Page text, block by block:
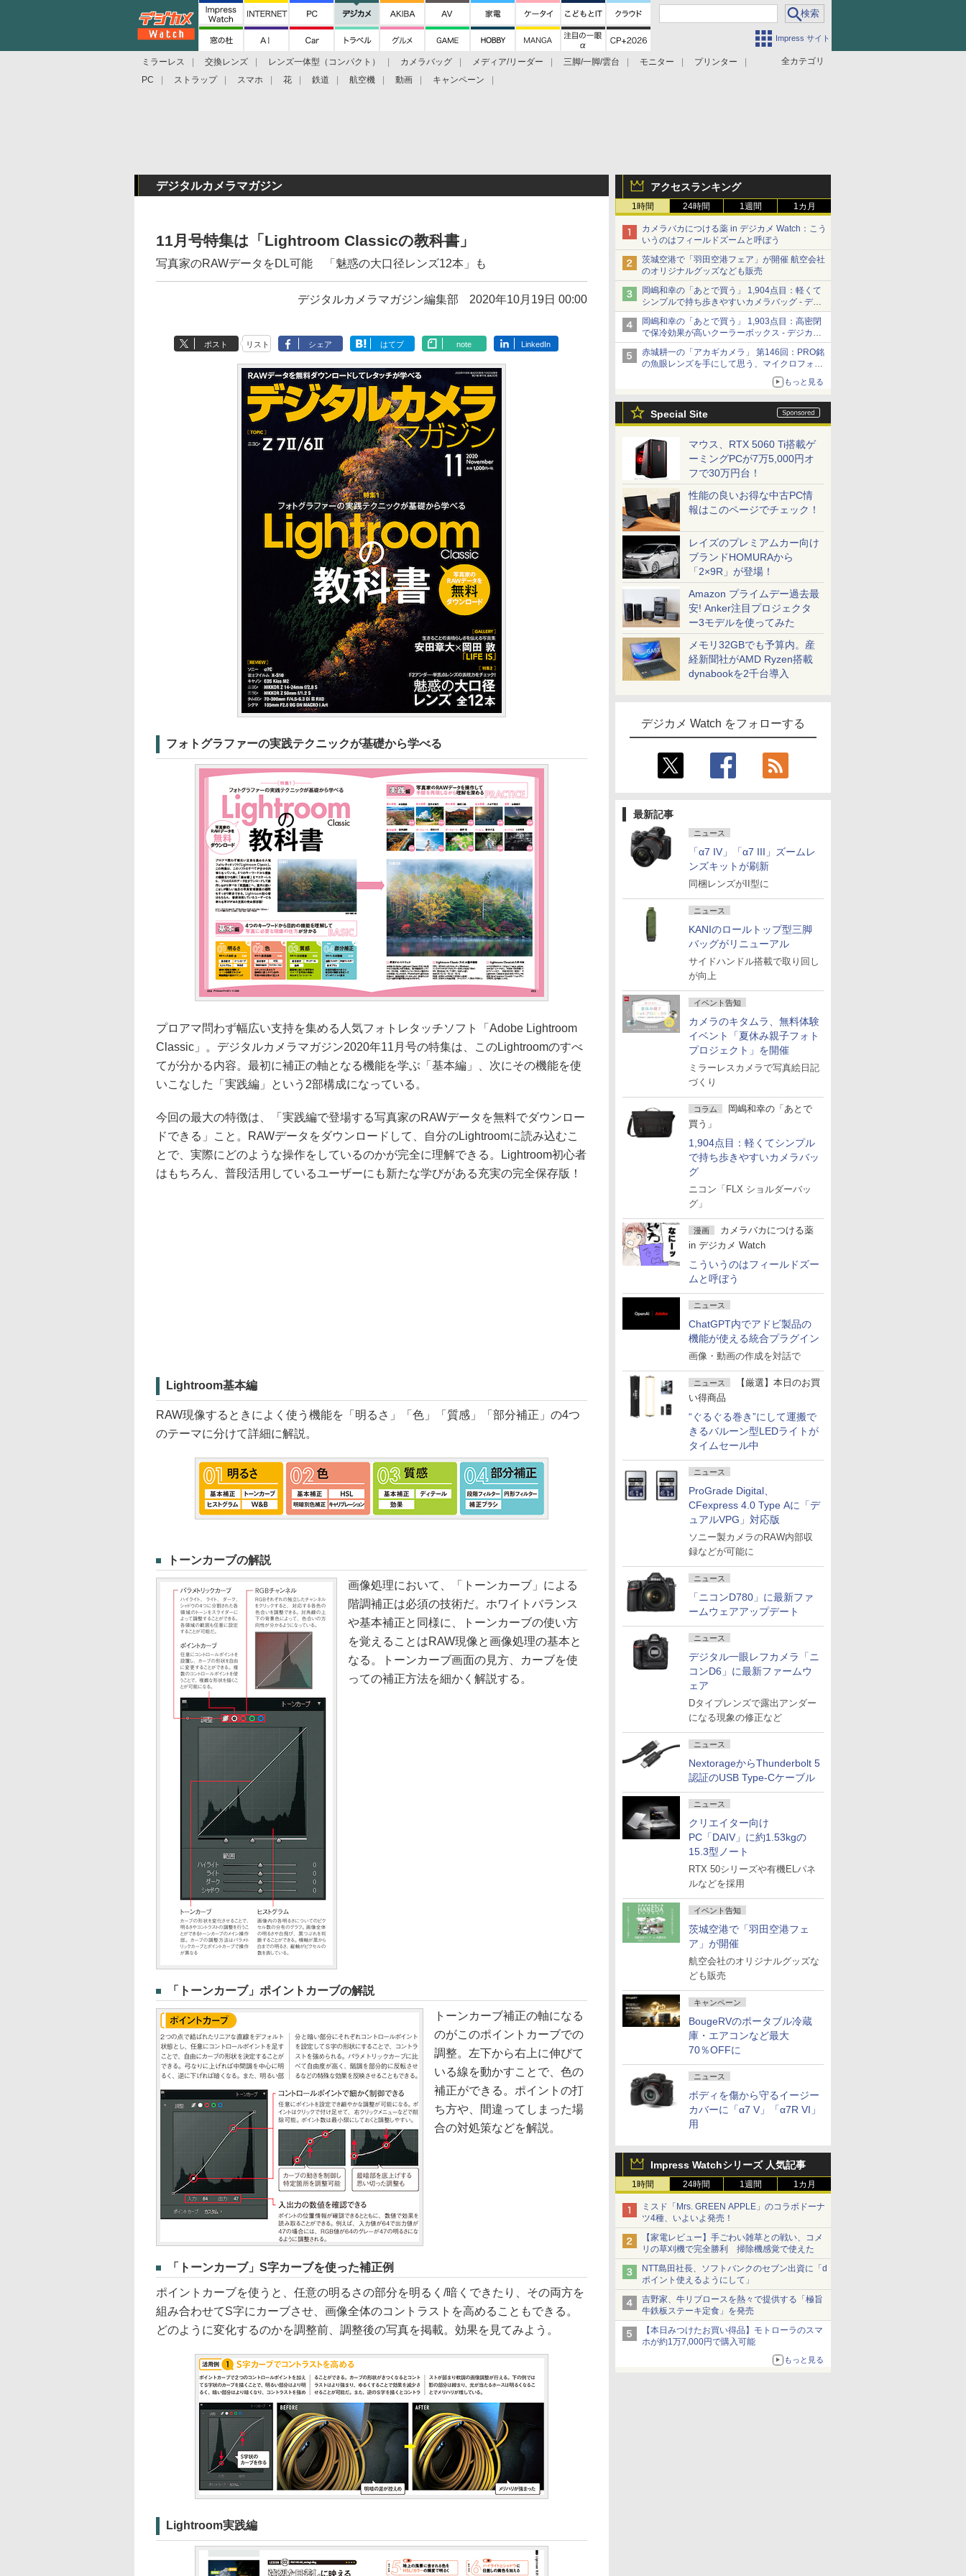
Impress サイト
全カテゴリ
ミラーレス 交換レンズ レンズ一体型（コンパクト） カメラバッグ メディア/リーダー 三脚/一脚/雲台 モニター
プリンター
PC
ストラップ スマホ 花 鉄道 航空機 動画 キャンペーン
アクセスランキング
1時間 24時間 1週間 1カ月
カメラバカにつける薬 in デジカメ Watch：こう
いうのはフィールドズームと呼ぼう
茨城空港で「羽田空港フェア」が開催 航空会社
のオリジナルグッズなども販売
岡嶋和幸の「あとで買う」 1,904点目：軽くて
シンプルで持ち歩きやすいカメラバッグ - デジ
カメ Watch
岡嶋和幸の「あとで買う」 1,903点目：高密閉
で保冷効果が高いクーラーボックス - デジカメ
Watch
赤城耕一の「アカギカメラ」 第146回：PRO銘
の魚眼レンズを手にして思う、マイクロフォー
もっと見る
Special Site
マウス、RTX 5060 Ti搭載ゲ
ーミングPCが7万5,000円オ
フで30万円台！
性能の良いお得な中古PC情
報はこのページでチェック！
レイズのプレミアムカー向け
ブランドHOMURAから
「2×9R」が登場！
Amazon プライムデー過去最
安! Anker注目プロジェクタ
ー3モデルを使ってみた
メモリ32GBでも予算内。産
経新聞社がAMD Ryzen搭載
dynabookを2千台導入
デジカメ Watch をフォローする
最新記事
ニュース
「α7 IV」「α7 III」ズームレ
ンズキットが刷新
同梱レンズがII型に
ニュース
KANIのロールトップ型三脚
バッグがリニューアル
サイドハンドル搭載で取り回し
が向上
イベント告知
カメラのキタムラ、無料体験
イベント「夏休み親子フォト
プロジェクト」を開催
ミラーレスカメラで写真絵日記
づくり
コラム
岡嶋和幸の「あとで
買う」
1,904点目：軽くてシンプル
で持ち歩きやすいカメラバッ
グ
ニコン「FLX ショルダーバッ
グ」
漫画
カメラバカにつける薬
in デジカメ Watch
こういうのはフィールドズー
ムと呼ぼう
ニュース
ChatGPT内でアドビ製品の
機能が使える統合プラグイン
画像・動画の作成を対話で
ニュース
【厳選】本日のお買
い得商品
“ぐるぐる巻き”にして運搬で
きるバルーン型LEDライトが
タイムセール中
ニュース
ProGrade Digital、
CFexpress 4.0 Type Aに「デ
ュアルVPG」対応版
ソニー製カメラのRAW内部収
録などが可能に
ニュース
「ニコンD780」に最新ファ
ームウェアアップデート
ニュース
デジタル一眼レフカメラ「ニ
コンD6」に最新ファームウ
ェア
Dタイプレンズで露出アンダー
になる現象の修正など
ニュース
NextorageからThunderbolt 5
認証のUSB Type-Cケーブル
ニュース
クリエイター向け
PC「DAIV」に約1.53kgの
15.3型ノート
RTX 50シリーズや有機ELパネ
ルなどを採用
イベント告知
茨城空港で「羽田空港フェ
ア」が開催
航空会社のオリジナルグッズな
ども販売
キャンペーン
BougeRVのポータブル冷蔵
庫・エアコンなど最大
70％OFFに
ニュース
ボディを傷から守るイージー
カバーに「α7 V」「α7R VI」
用
Impress Watchシリーズ 人気記事
1時間 24時間 1週間 1カ月
ミスド「Mrs. GREEN APPLE」のコラボドーナ
ツ4種、いよいよ発売！
【家電レビュー】手ごわい雑草との戦い、コメ
リの草刈機で完全勝利 掃除機感覚で使えた
NTT島田社長、ソフトバンクのセブン出資に「d
ポイント使えるようにして」
吉野家、牛リブロースを熱々で提供する「極旨
牛鉄板ステーキ定食」を発売
【本日みつけたお買い得品】モトローラのスマ
ホが約1万7,000円で購入可能
もっと見る
デジタルカメラマガジン
11月号特集は「Lightroom Classicの教科書」
写真家のRAWデータをDL可能 「魅惑の大口径レンズ12本」も
デジタルカメラマガジン編集部 2020年10月19日 00:00
ポスト リスト シェア はてブ note LinkedIn
フォトグラファーの実践テクニックが基礎から学べる
プロアマ問わず幅広い支持を集める人気フォトレタッチソフト「Adobe Lightroom
Classic」。デジタルカメラマガジン2020年11月号の特集は、このLightroomのすべ
てが分かる内容。最初に補正の軸となる機能を学ぶ「基本編」、次にその機能を使
いこなした「実践編」という2部構成になっている。
今回の最大の特徴は、「実践編で登場する写真家のRAWデータを無料でダウンロー
ドできる」こと。RAWデータをダウンロードして、自分のLightroomに読み込むこ
とで、実際にどのような操作をしているのかが完全に理解できる。Lightroom初心者
はもちろん、普段活用しているユーザーにも新たな学びがある充実の完全保存版！
Lightroom基本編
RAW現像するときによく使う機能を「明るさ」「色」「質感」「部分補正」の4つ
のテーマに分けて詳細に解説。
トーンカーブの解説
画像処理において、「トーンカーブ」による
階調補正は必須の技術だ。ホワイトバランス
や基本補正と同様に、トーンカーブの使い方
を覚えることはRAW現像と画像処理の基本と
なる。トーンカーブ画面の見方、カーブを使
っての補正方法を細かく解説する。
「トーンカーブ」ポイントカーブの解説
トーンカーブ補正の軸になる
のがこのポイントカーブでの
調整。左下から右上に伸びて
いる線を動かすことで、色の
補正ができる。ポイントの打
ち方や、間違ってしまった場
合の対処策などを解説。
「トーンカーブ」S字カーブを使った補正例
ポイントカーブを使うと、任意の明るさの部分を明るく/暗くできたり、その両方を
組み合わせてS字にカーブさせ、画像全体のコントラストを高めることもできる。
どのように変化するのかを調整前、調整後の写真を掲載。効果を見てみよう。
Lightroom実践編